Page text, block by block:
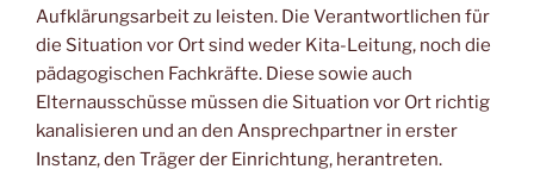
Aufklärungsarbeit zu leisten. Die Verantwortlichen für
die Situation vor Ort sind weder Kita-Leitung, noch die
pädagogischen Fachkräfte. Diese sowie auch
Elternausschüsse müssen die Situation vor Ort richtig
kanalisieren und an den Ansprechpartner in erster
Instanz, den Träger der Einrichtung, herantreten.